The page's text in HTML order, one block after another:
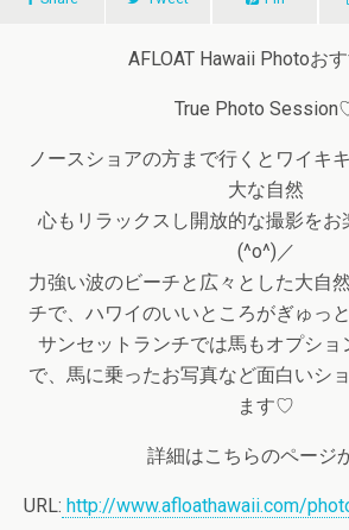
AFLOAT Hawaii Photoおす
True Photo
ノースショアの方まで行くとワイキ
大な自然
心もリラックスし開放的な撮影をお
(^o^)／
力強い波のビーチと広々とした大自
チで、ハワイのいいところがぎゅっ
サンセットランチでは馬もオプショ
で、馬に乗ったお写真など面白いシ
ます♡
詳細はこちらのページ
URL: http://www.afloathawaii.com/